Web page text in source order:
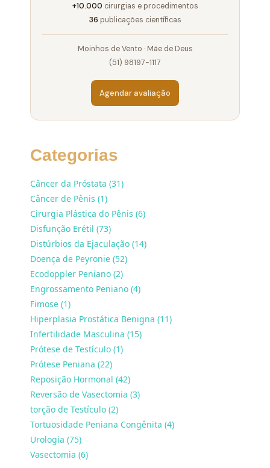
+10.000 cirurgias e procedimentos
36 publicações científicas
Moinhos de Vento · Mãe de Deus
(51) 98197-1117
Agendar avaliação
Categorias
Câncer da Próstata (31)
Câncer de Pênis (1)
Cirurgia Plástica do Pênis (6)
Disfunção Erétil (73)
Distúrbios da Ejaculação (14)
Doença de Peyronie (52)
Ecodoppler Peniano (2)
Engrossamento Peniano (4)
Fimose (1)
Hiperplasia Prostática Benigna (11)
Infertilidade Masculina (15)
Prótese de Testículo (1)
Prótese Peniana (22)
Reposição Hormonal (42)
Reversão de Vasectomia (3)
torção de Testículo (2)
Tortuosidade Peniana Congênita (4)
Urologia (75)
Vasectomia (6)